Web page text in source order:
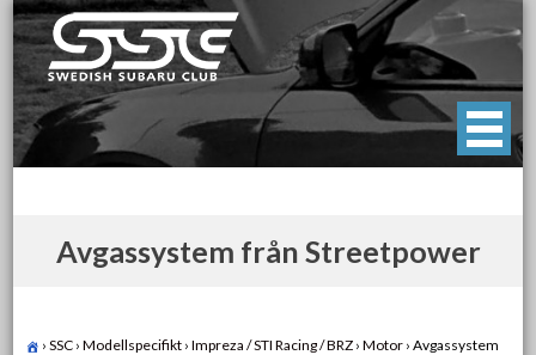
Skip
to
content
Swedish Subaru Club
För oss som älskar Subaru!
Avgassystem från Streetpower
› SSC › Modellspecifikt › Impreza / STI Racing / BRZ › Motor › Avgassystem